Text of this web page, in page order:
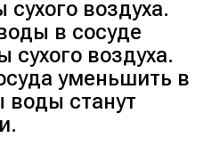
воздуха.
в сосуде
воздуха.
уменьшить в
воды станут